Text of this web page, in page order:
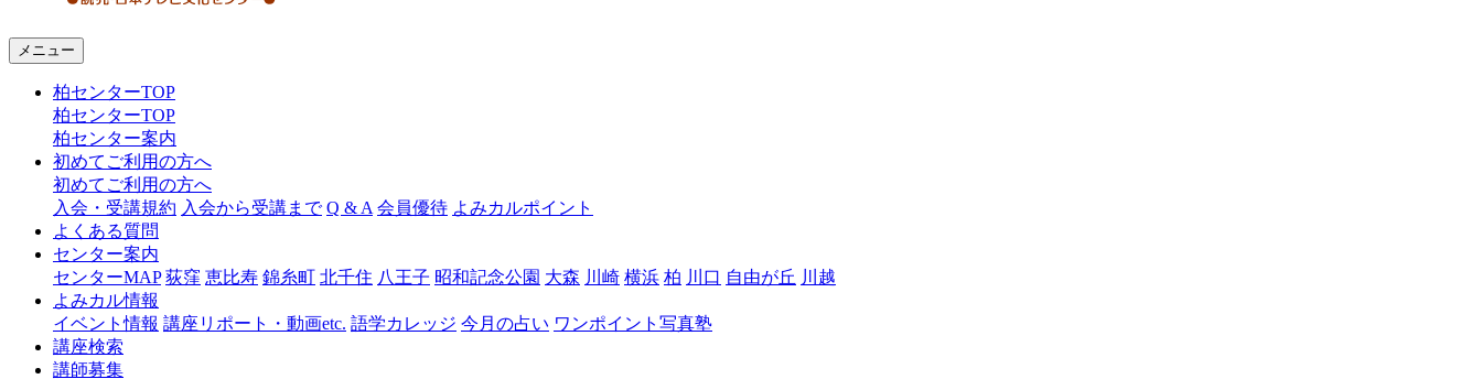
ャ
柏
メニュー
柏センターTOP
柏センターTOP
柏センター案内
初めてご利用の方へ
初めてご利用の方へ
入会・受講規約 入会から受講まで Q & A 会員優待 よみカルポイント
よくある質問
センター案内
センターMAP 荻窪 恵比寿 錦糸町 北千住 八王子 昭和記念公園 大森 川崎 横浜 柏 川口 自由が丘 川越
よみカル情報
イベント情報 講座リポート・動画etc. 語学カレッジ 今月の占い ワンポイント写真塾
講座検索
講師募集